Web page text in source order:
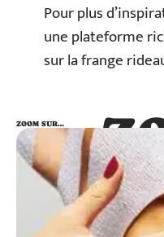
Pour plus
une plateforme
sur la frange
ZOOM SUR…